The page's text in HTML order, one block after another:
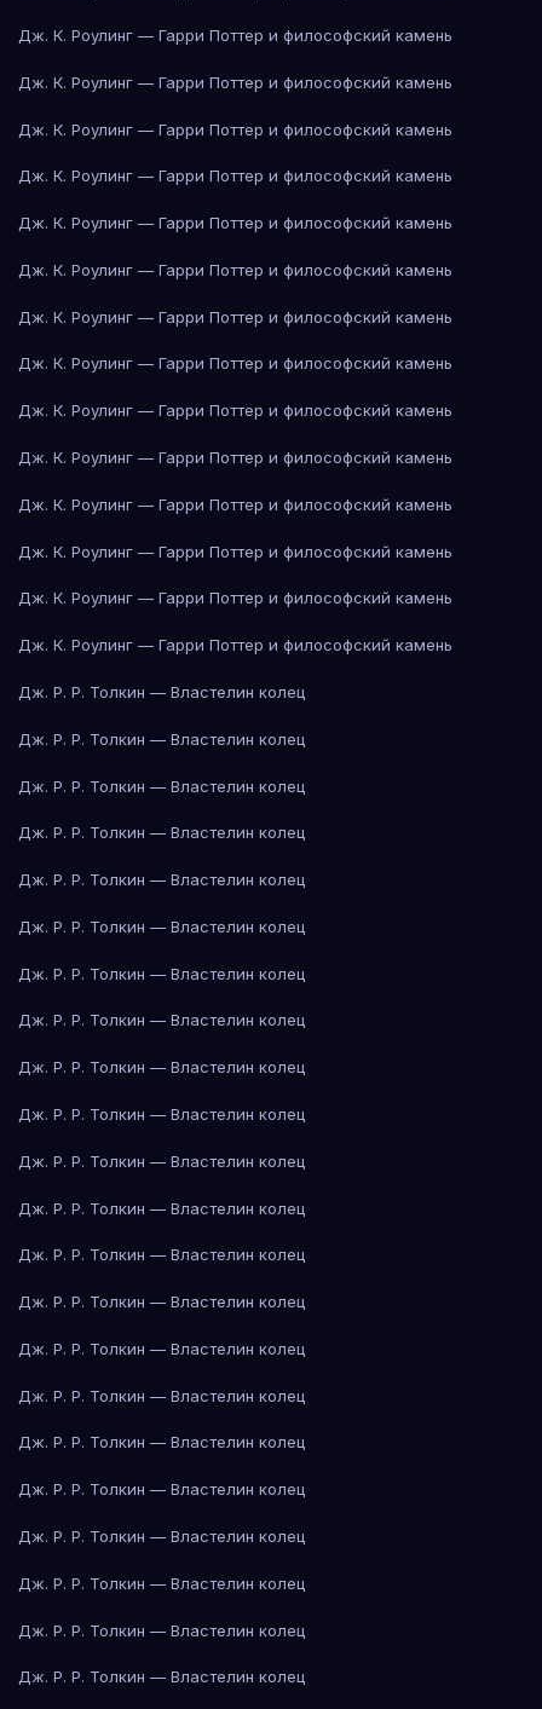
Дж. К. Роулинг — Гарри Поттер и философский камень
Дж. К. Роулинг — Гарри Поттер и философский камень
Дж. К. Роулинг — Гарри Поттер и философский камень
Дж. К. Роулинг — Гарри Поттер и философский камень
Дж. К. Роулинг — Гарри Поттер и философский камень
Дж. К. Роулинг — Гарри Поттер и философский камень
Дж. К. Роулинг — Гарри Поттер и философский камень
Дж. К. Роулинг — Гарри Поттер и философский камень
Дж. К. Роулинг — Гарри Поттер и философский камень
Дж. К. Роулинг — Гарри Поттер и философский камень
Дж. К. Роулинг — Гарри Поттер и философский камень
Дж. К. Роулинг — Гарри Поттер и философский камень
Дж. К. Роулинг — Гарри Поттер и философский камень
Дж. К. Роулинг — Гарри Поттер и философский камень
Дж. Р. Р. Толкин — Властелин колец
Дж. Р. Р. Толкин — Властелин колец
Дж. Р. Р. Толкин — Властелин колец
Дж. Р. Р. Толкин — Властелин колец
Дж. Р. Р. Толкин — Властелин колец
Дж. Р. Р. Толкин — Властелин колец
Дж. Р. Р. Толкин — Властелин колец
Дж. Р. Р. Толкин — Властелин колец
Дж. Р. Р. Толкин — Властелин колец
Дж. Р. Р. Толкин — Властелин колец
Дж. Р. Р. Толкин — Властелин колец
Дж. Р. Р. Толкин — Властелин колец
Дж. Р. Р. Толкин — Властелин колец
Дж. Р. Р. Толкин — Властелин колец
Дж. Р. Р. Толкин — Властелин колец
Дж. Р. Р. Толкин — Властелин колец
Дж. Р. Р. Толкин — Властелин колец
Дж. Р. Р. Толкин — Властелин колец
Дж. Р. Р. Толкин — Властелин колец
Дж. Р. Р. Толкин — Властелин колец
Дж. Р. Р. Толкин — Властелин колец
Дж. Р. Р. Толкин — Властелин колец